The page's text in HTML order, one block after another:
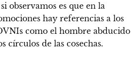
observamos es que en la
hay referencias a los
como el hombre abducido
círculos de las cosechas.